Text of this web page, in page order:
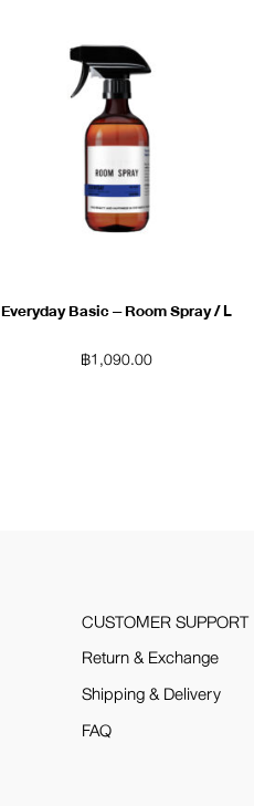
Everyday Basic – Room Spray / L
฿1,090.00
CUSTOMER SUPPORT
Return & Exchange
Shipping & Delivery
FAQ